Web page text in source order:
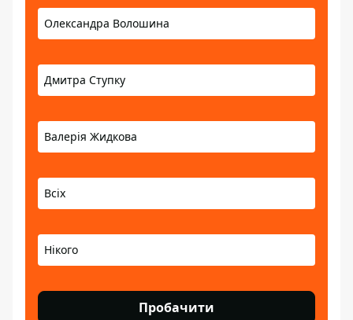
Олександра Волошина
Дмитра Ступку
Валерія Жидкова
Всіх
Нікого
Пробачити